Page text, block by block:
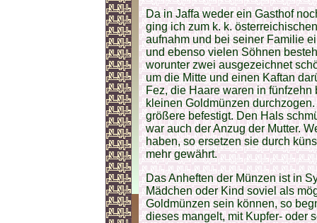
Da in Jaffa weder ein Gasthof
ging ich zum k. k.
aufnahm und bei seiner Familie
und ebenso vielen Söhnen
worunter zwei ausgezeichnet
um die Mitte und einen Kaftan
Fez, die Haare waren in
kleinen Goldmünzen
größere befestigt. Den Hals
war auch der Anzug der Mutter.
haben, so ersetzen sie durch
mehr gewährt.
Das Anheften der Münzen ist in
Mädchen oder Kind soviel als
Goldmünzen sein können, so
dieses mangelt, mit Kupfer- oder